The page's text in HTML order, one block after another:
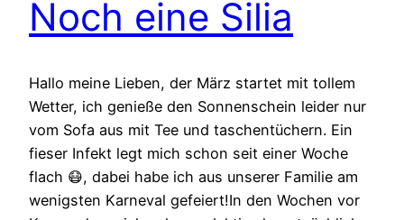
Noch eine Silia
Hallo meine Lieben, der März startet mit tollem
Wetter, ich genieße den Sonnenschein leider nur
vom Sofa aus mit Tee und taschentüchern. Ein
fieser Infekt legt mich schon seit einer Woche
flach 😷, dabei habe ich aus unserer Familie am
wenigsten Karneval gefeiert!In den Wochen vor